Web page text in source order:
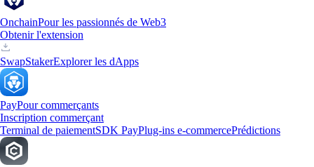
OnchainPour les passionnés de Web3
Obtenir l'extension
SwapStakerExplorer les dApps
PayPour commerçants
Inscription commerçant
Terminal de paiementSDK PayPlug-ins e-commercePrédictions